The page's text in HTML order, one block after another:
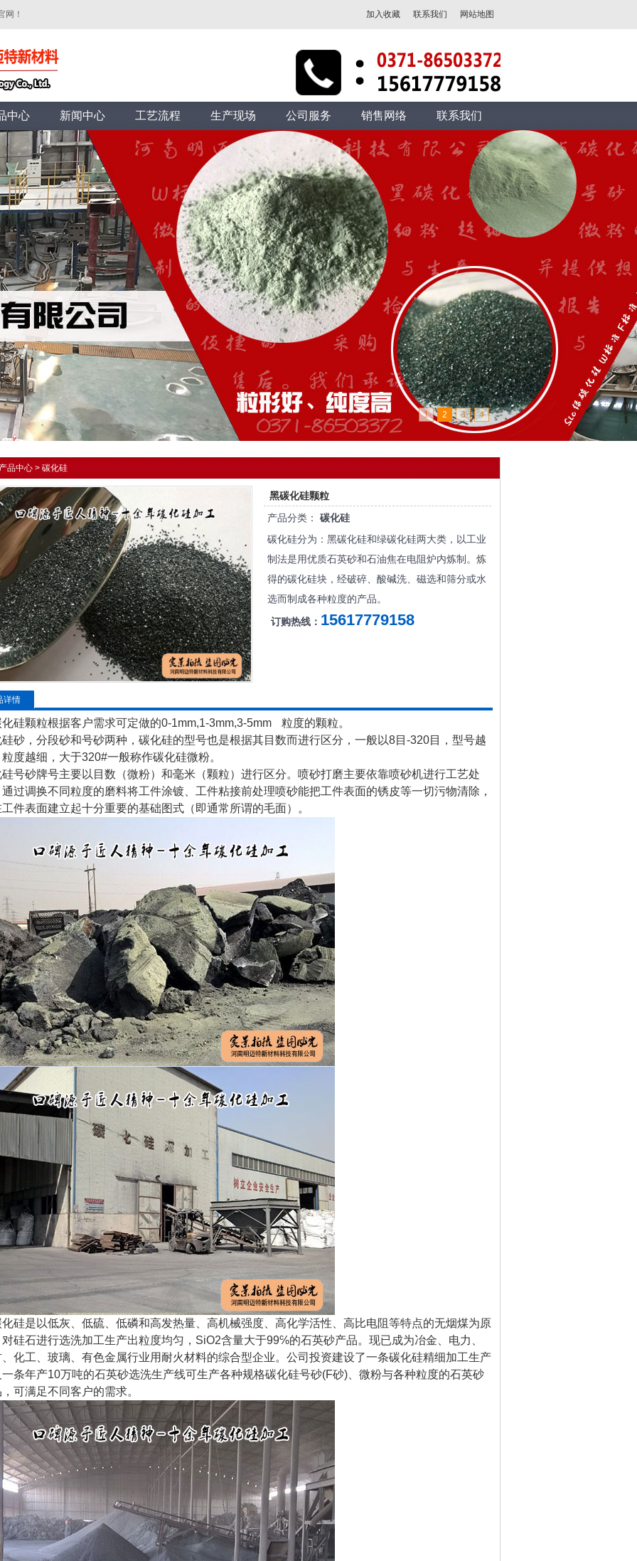
网！ 加入收藏 联系我们 网站地图
中心 新闻中心 工艺流程 生产现场 公司服务 销售网络 联系我们
1 2 3 4
品中心 > 碳化硅
黑碳化硅颗粒
产品分类： 碳化硅
碳化硅分为：黑碳化硅和绿碳化硅两大类，以工业
制法是用优质石英砂和石油焦在电阻炉内炼制。炼
得的碳化硅块，经破碎、酸碱洗、磁选和筛分或水
选而制成各种粒度的产品。
订购热线： 15617779158
详情
硅颗粒根据客户需求可定做的0-1mm,1-3mm,3-5mm 粒度的颗粒。
砂，分段砂和号砂两种，碳化硅的型号也是根据其目数而进行区分，一般以8目-320目，型号越
度越细，大于320#一般称作碳化硅微粉。
号砂牌号主要以目数（微粉）和毫米（颗粒）进行区分。喷砂打磨主要依靠喷砂机进行工艺处
过调换不同粒度的磨料将工件涂镀、工件粘接前处理喷砂能把工件表面的锈皮等一切污物清除，
件表面建立起十分重要的基础图式（即通常所谓的毛面）。
硅是以低灰、低硫、低磷和高发热量、高机械强度、高化学活性、高比电阻等特点的无烟煤为原
硅石进行选洗加工生产出粒度均匀，SiO2含量大于99℅的石英砂产品。现已成为冶金、电力、
化工、玻璃、有色金属行业用耐火材料的综合型企业。公司投资建设了一条碳化硅精细加工生产
条年产10万吨的石英砂选洗生产线可生产各种规格碳化硅号砂(F砂)、微粉与各种粒度的石英砂
可满足不同客户的需求。